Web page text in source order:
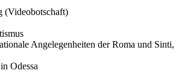
(Video­bot­schaft)
Angele­gen­heiten der Roma und
Odessa